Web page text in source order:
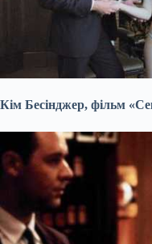
Кім Бесінджер, фільм